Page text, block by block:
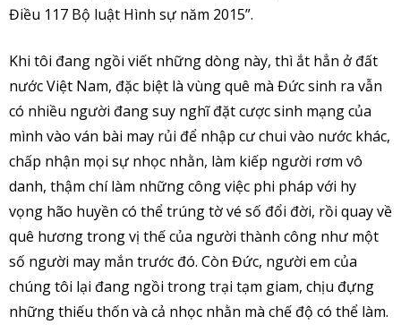
Điều 117 Bộ luật Hình sự năm 2015”.
Khi tôi đang ngồi viết những dòng này, thì ắt hẳn ở đất
nước Việt Nam, đặc biệt là vùng quê mà Đức sinh ra vẫn
có nhiều người đang suy nghĩ đặt cược sinh mạng của
mình vào ván bài may rủi để nhập cư chui vào nước khác,
chấp nhận mọi sự nhọc nhằn, làm kiếp người rơm vô
danh, thậm chí làm những công việc phi pháp với hy
vọng hão huyền có thể trúng tờ vé số đổi đời, rồi quay về
quê hương trong vị thế của người thành công như một
số người may mắn trước đó. Còn Đức, người em của
chúng tôi lại đang ngồi trong trại tạm giam, chịu đựng
những thiếu thốn và cả nhọc nhằn mà chế độ có thể làm.